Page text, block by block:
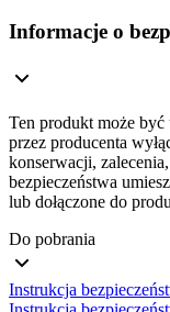
Informacje o
Ten produkt może
przez producenta
konserwacji,
bezpieczeństwa
lub dołączone do
Do pobrania
Instrukcja